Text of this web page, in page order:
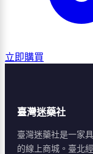
立即購買
臺灣迷藥社
臺灣迷藥社是一家
的線上商城。臺北